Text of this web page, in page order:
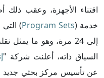
خدمة (Program Sets
)
إلى 24 مرة، وهو ما
السياق ذاته، أعلنت شركة "
عن تأسيس مركز بحثي جديد